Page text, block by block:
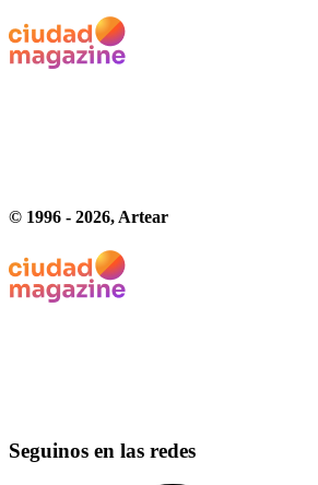
© 1996 - 2026, Artear
Seguinos en las redes